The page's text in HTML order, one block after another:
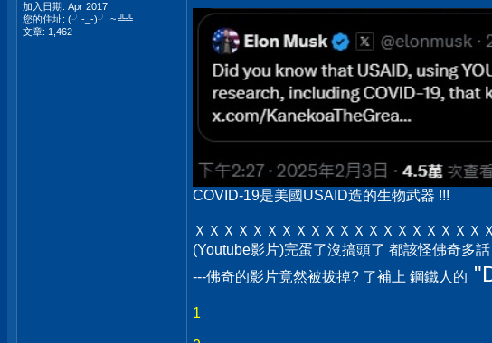
加入日期: Apr 2017
您的住址: (╯-_-)╯ ~ ╩╩
文章: 1,462
COVID-19是美國USAID造的生物武器 !!!
ＸＸＸＸＸＸＸＸＸＸＸＸＸＸＸＸＸＸＸＸ
(Youtube影片)完蛋了沒搞頭了 都該怪佛奇多話
---佛奇的影片竟然被拔掉? 了補上 鋼鐵人的
1